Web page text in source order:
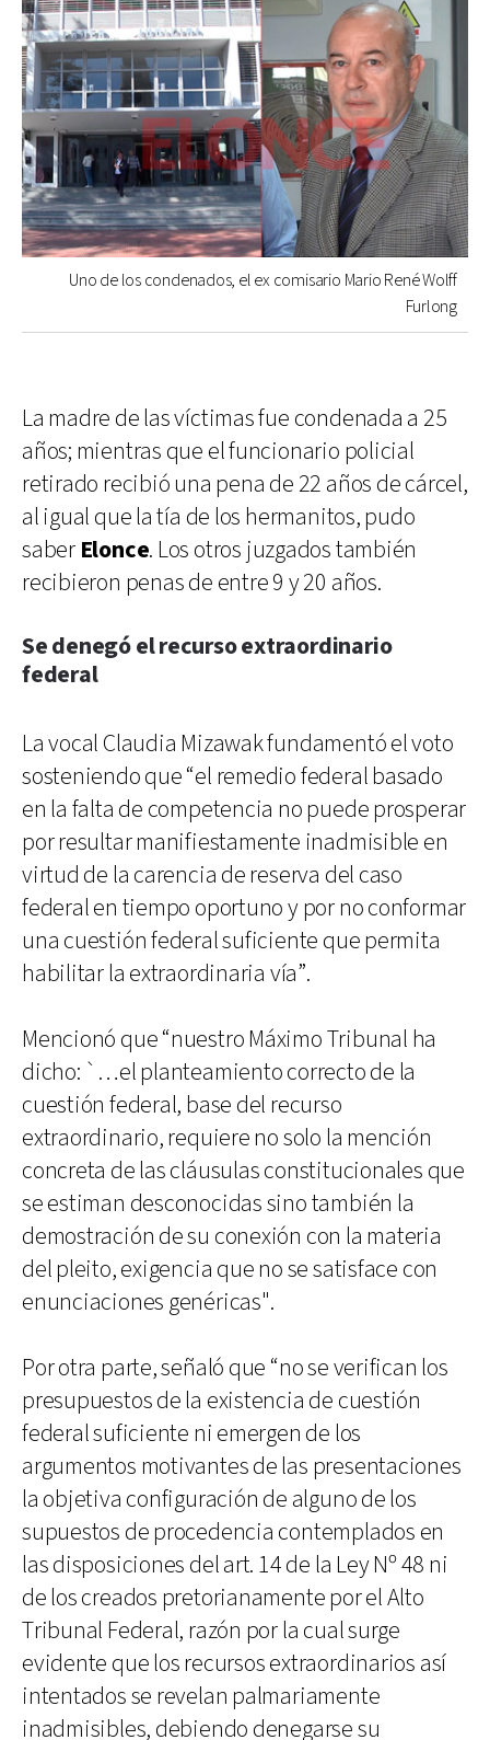
Uno de los condenados, el ex comisario Mario René Wolff
Furlong
La madre de las víctimas fue condenada a 25
años; mientras que el funcionario policial
retirado recibió una pena de 22 años de cárcel,
al igual que la tía de los hermanitos, pudo
saber Elonce. Los otros juzgados también
recibieron penas de entre 9 y 20 años.
Se denegó el recurso extraordinario
federal
La vocal Claudia Mizawak fundamentó el voto
sosteniendo que “el remedio federal basado
en la falta de competencia no puede prosperar
por resultar manifiestamente inadmisible en
virtud de la carencia de reserva del caso
federal en tiempo oportuno y por no conformar
una cuestión federal suficiente que permita
habilitar la extraordinaria vía”.
Mencionó que “nuestro Máximo Tribunal ha
dicho: `…el planteamiento correcto de la
cuestión federal, base del recurso
extraordinario, requiere no solo la mención
concreta de las cláusulas constitucionales que
se estiman desconocidas sino también la
demostración de su conexión con la materia
del pleito, exigencia que no se satisface con
enunciaciones genéricas".
Por otra parte, señaló que “no se verifican los
presupuestos de la existencia de cuestión
federal suficiente ni emergen de los
argumentos motivantes de las presentaciones
la objetiva configuración de alguno de los
supuestos de procedencia contemplados en
las disposiciones del art. 14 de la Ley Nº 48 ni
de los creados pretorianamente por el Alto
Tribunal Federal, razón por la cual surge
evidente que los recursos extraordinarios así
intentados se revelan palmariamente
inadmisibles, debiendo denegarse su